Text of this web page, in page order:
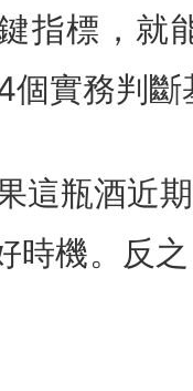
指標，就
個實務判
這瓶酒近
時機。反